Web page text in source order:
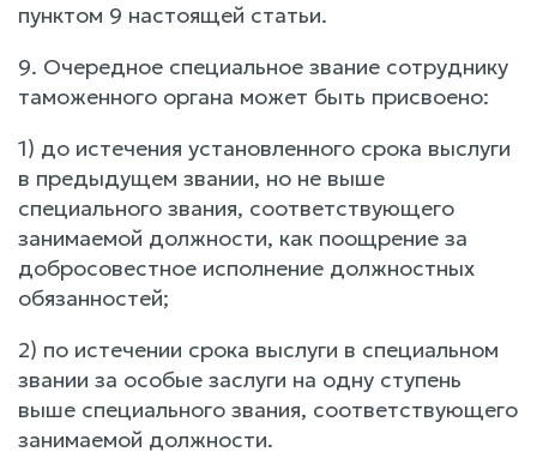
пунктом 9 настоящей статьи.
9. Очередное специальное звание сотруднику
таможенного органа может быть присвоено:
1) до истечения установленного срока выслуги
в предыдущем звании, но не выше
специального звания, соответствующего
занимаемой должности, как поощрение за
добросовестное исполнение должностных
обязанностей;
2) по истечении срока выслуги в специальном
звании за особые заслуги на одну ступень
выше специального звания, соответствующего
занимаемой должности.